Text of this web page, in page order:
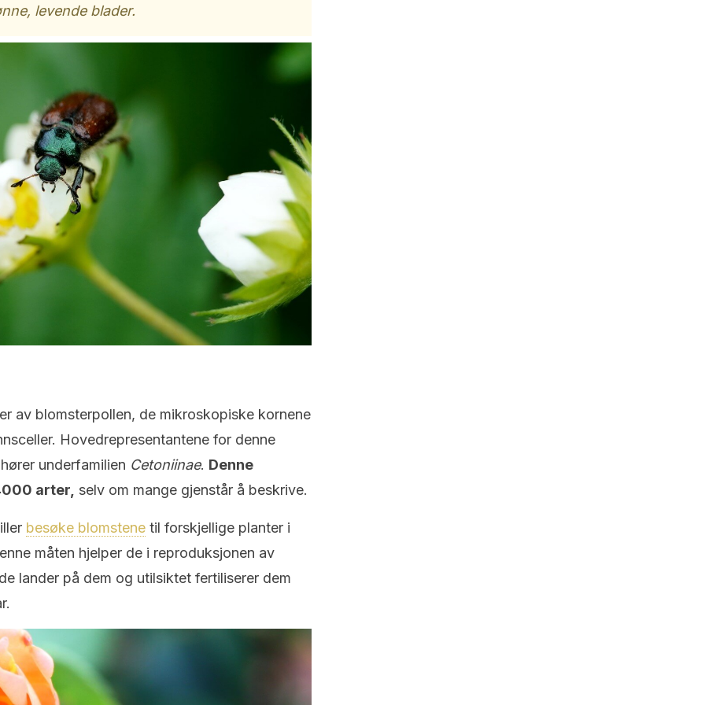
levende blader.
av blomsterpollen, de mikroskopiske kornene
Hovedrepresentantene for denne
underfamilien Cetoniinae. Denne
arter, selv om mange gjenstår å beskrive.
besøke blomstene til forskjellige planter i
måten hjelper de i reproduksjonen av
lander på dem og utilsiktet fertiliserer dem